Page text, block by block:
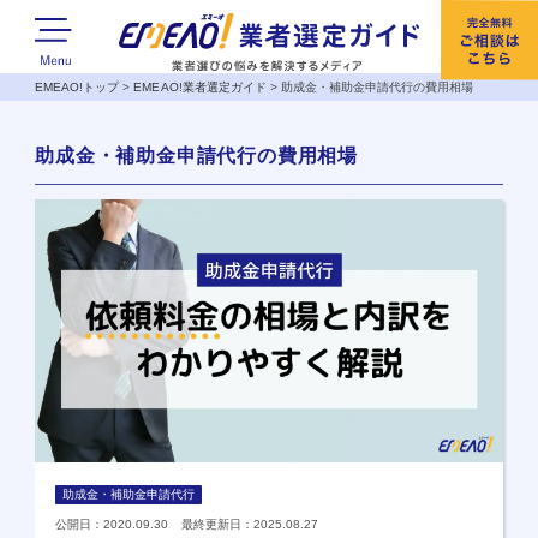
EMEAO!トップ >EMEAO!業者選定ガイド > 助成金・補助金申請代行の費用相場
助成金・補助金申請代行の費用相場
助成金・補助金申請代行
公開日：2020.09.30 最終更新日：2025.08.27